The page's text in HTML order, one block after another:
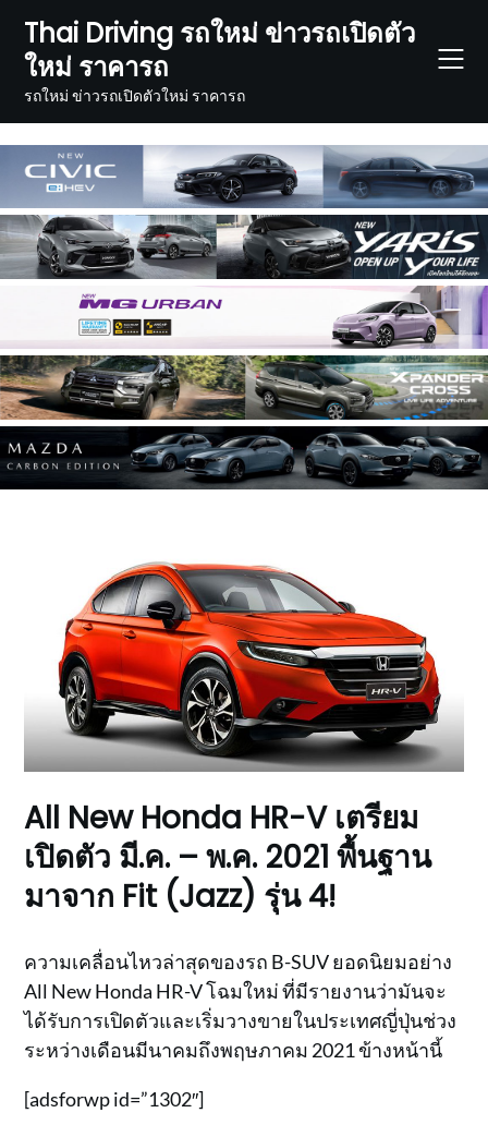
content
Thai Driving รถใหม่ ข่าวรถเปิดตัว
ใหม่ ราคารถ
รถใหม่ ข่าวรถเปิดตัวใหม่ ราคารถ
All New Honda HR-V เตรียม
เปิดตัว มี.ค. – พ.ค. 2021 พื้นฐาน
มาจาก Fit (Jazz) รุ่น 4!
ความเคลื่อนไหวล่าสุดของรถ B-SUV ยอดนิยมอย่าง
All New Honda HR-V โฉมใหม่ ที่มีรายงานว่ามันจะ
ได้รับการเปิดตัวและเริ่มวางขายในประเทศญี่ปุ่นช่วง
ระหว่างเดือนมีนาคมถึงพฤษภาคม 2021 ข้างหน้านี้
[adsforwp id=”1302″]